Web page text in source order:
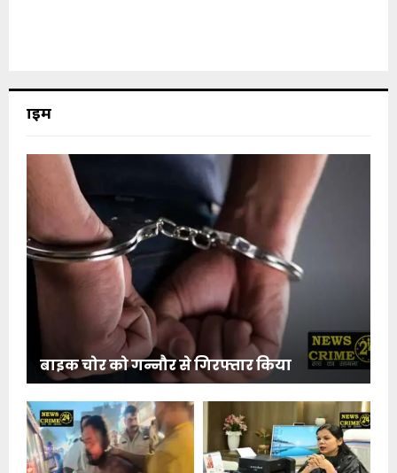
क्राइम
बाइक चोर को गन्नौर से गिरफ्तार किया